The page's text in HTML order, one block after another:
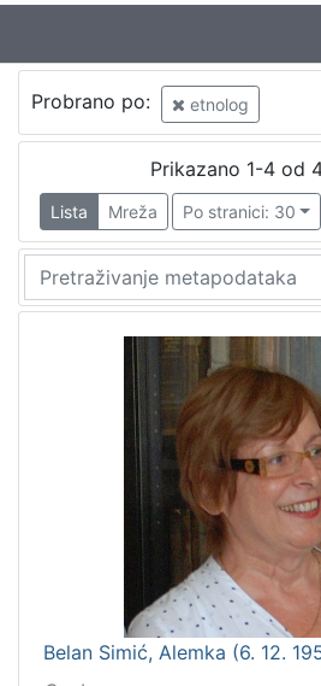
Probrano po: etnolog
Prikazano 1-4 od
Lista Mreža Po stranici: 30
Belan Simić, Alemka (6. 12.